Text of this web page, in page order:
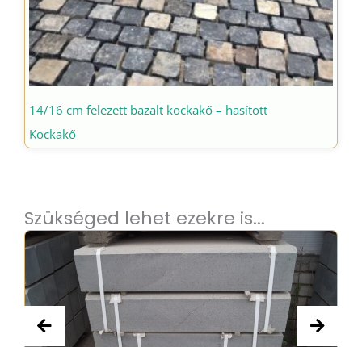
14/16 cm felezett bazalt kockakő – hasított
Kockakő
Szükséged lehet ezekre is...